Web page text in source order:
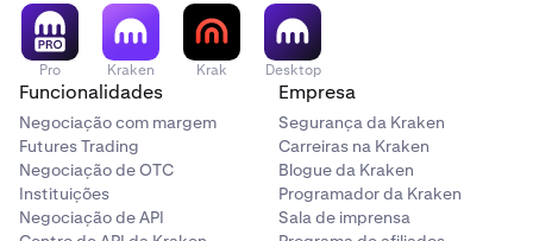
Pro Kraken Krak Desktop
Funcionalidades
Negociação com margem
Futures Trading
Negociação de OTC
Instituições
Negociação de API
Empresa
Segurança da Kraken
Carreiras na Kraken
Blogue da Kraken
Programador da Kraken
Sala de imprensa